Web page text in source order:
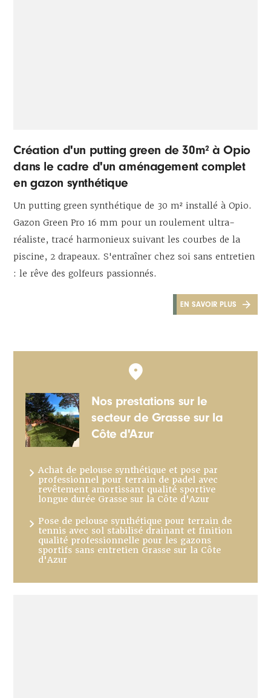
Création d'un putting green de 30m² à Opio
dans le cadre d'un aménagement complet
en gazon synthétique
Un putting green synthétique de 30 m² installé à Opio.
Gazon Green Pro 16 mm pour un roulement ultra-
réaliste, tracé harmonieux suivant les courbes de la
piscine, 2 drapeaux. S'entraîner chez soi sans entretien
: le rêve des golfeurs passionnés.
EN SAVOIR PLUS
Nos prestations sur le
secteur de Grasse sur la
Côte d'Azur
Achat de pelouse synthétique et pose par
professionnel pour terrain de padel avec
revêtement amortissant qualité sportive
longue durée Grasse sur la Côte d'Azur
Pose de pelouse synthétique pour terrain de
tennis avec sol stabilisé drainant et finition
qualité professionnelle pour les gazons
sportifs sans entretien Grasse sur la Côte
d'Azur